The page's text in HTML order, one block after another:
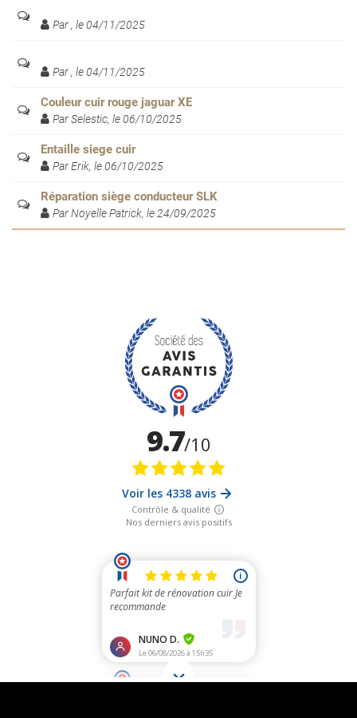
Par , le 04/11/2025
Par , le 04/11/2025
Couleur cuir rouge jaguar XE
Par Selestic, le 06/10/2025
Entaille siege cuir
Par Erik, le 06/10/2025
Réparation siège conducteur SLK
Par Noyelle Patrick, le 24/09/2025